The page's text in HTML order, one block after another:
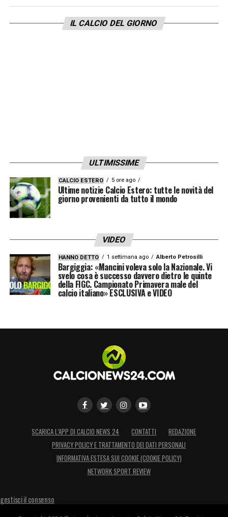
Allenatore: Davide Ballardini
IL CALCIO DEL GIORNO
ULTIMISSIME
CALCIO ESTERO 5 ore ago
Ultime notizie Calcio Estero: tutte le novità del
giorno provenienti da tutto il mondo
VIDEO
HANNO DETTO 1 settimana ago Alberto Petrosilli
Bargiggia: «Mancini voleva solo la Nazionale. Vi
svelo cosa è successo davvero dietro le quinte
della FIGC. Campionato Primavera male del
calcio italiano» ESCLUSIVA e VIDEO
SCARICA L’APP DI CALCIO NEWS 24 CONTATTI
REDAZIONE
PRIVACY POLICY E TRATTAMENTO DEI DATI PERSONALI
INFORMATIVA ESTESA SUI COOKIE (COOKIE POLICY)
NETWORK SPORT REVIEW
gestisci il consenso